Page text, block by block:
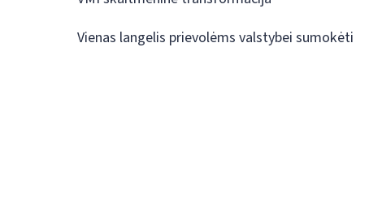
Vienas langelis prievolėms valstybei sumokėti